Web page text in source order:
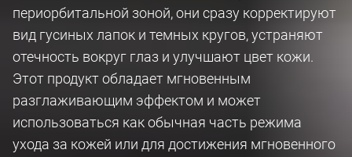
периорбитальной зоной, они сразу корректируют
вид гусиных лапок и темных кругов, устраняют
отечность вокруг глаз и улучшают цвет кожи.
Этот продукт обладает мгновенным
разглаживающим эффектом и может
использоваться как обычная часть режима
ухода за кожей или для достижения мгновенного